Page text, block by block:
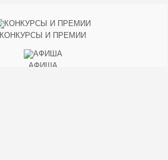
КОНКУРСЫ И ПРЕМИИ
АФИША